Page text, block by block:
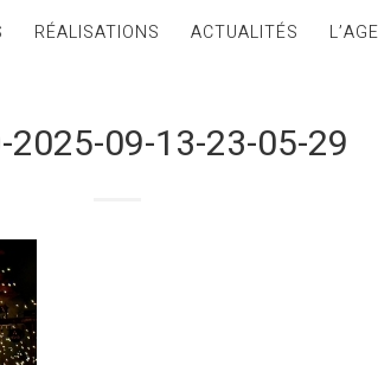
RÉALISATIONS ACTUALITÉS
2025-09-13-23-05-29